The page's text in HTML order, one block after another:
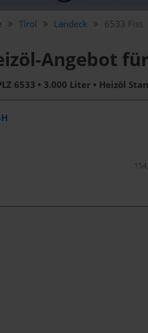
Tirol Landeck 6533 Fiss
Angebot
6533 • 3.000 Liter • Heizöl